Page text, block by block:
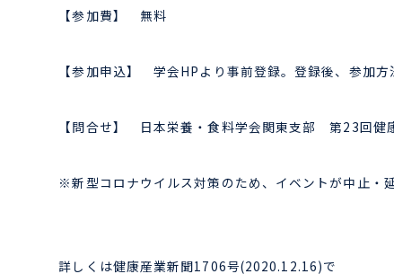
【参加費】 無料
【参加申込】 学会HPより事前登録。登録後、参加
【問合せ】 日本栄養・食料学会関東支部 第23回健
※新型コロナウイルス対策のため、イベントが中止・
詳しくは健康産業新聞1706号(2020.12.16)で